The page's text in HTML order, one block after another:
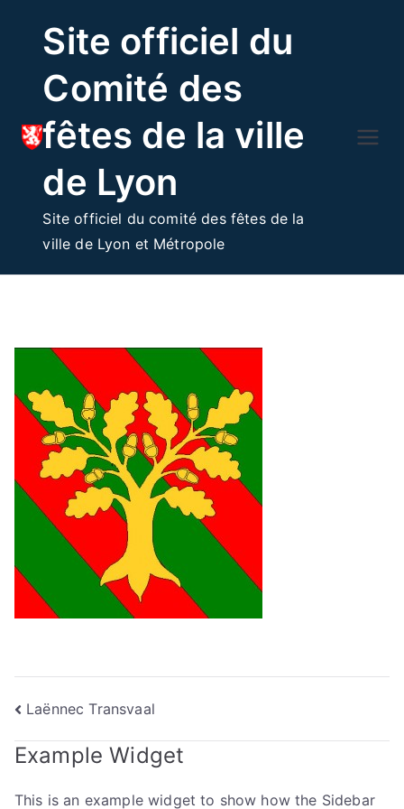
Site officiel du
Comité des
fêtes de la ville
de Lyon
Site officiel du comité des fêtes de la
ville de Lyon et Métropole
Navigation
de
l’article
Laënnec Transvaal
Example Widget
This is an example widget to show how the Sidebar